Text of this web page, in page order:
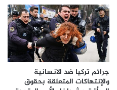
جرائم تركيا ضد الانسانية
والإنتهاكات المتعلقة بحقوق